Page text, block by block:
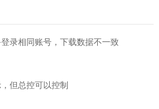
录相同账号，下载数据不一致
但总控可以控制